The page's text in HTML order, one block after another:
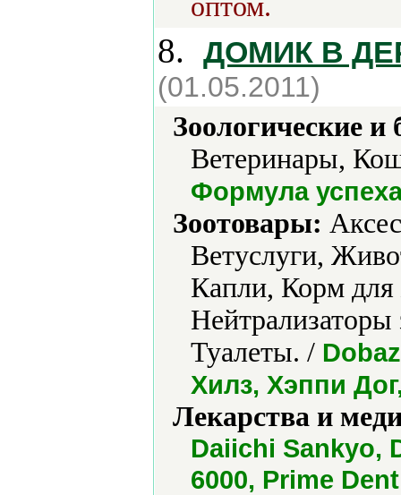
оптом.
8. ДОМИК В
(01.05.2011)
Зоологические и
Ветеринары,
Формула
Зоотовары:
Ветуслуги,
Капли, Корм для
Туалеты. /
Хилз, Хэппи
Лекарства и
Daiichi Sankyo,
6000, Prime